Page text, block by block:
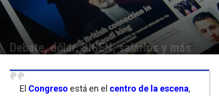
Debate, dólar, SIGEN, salarios y más
El Congreso está en el centro de la escena,